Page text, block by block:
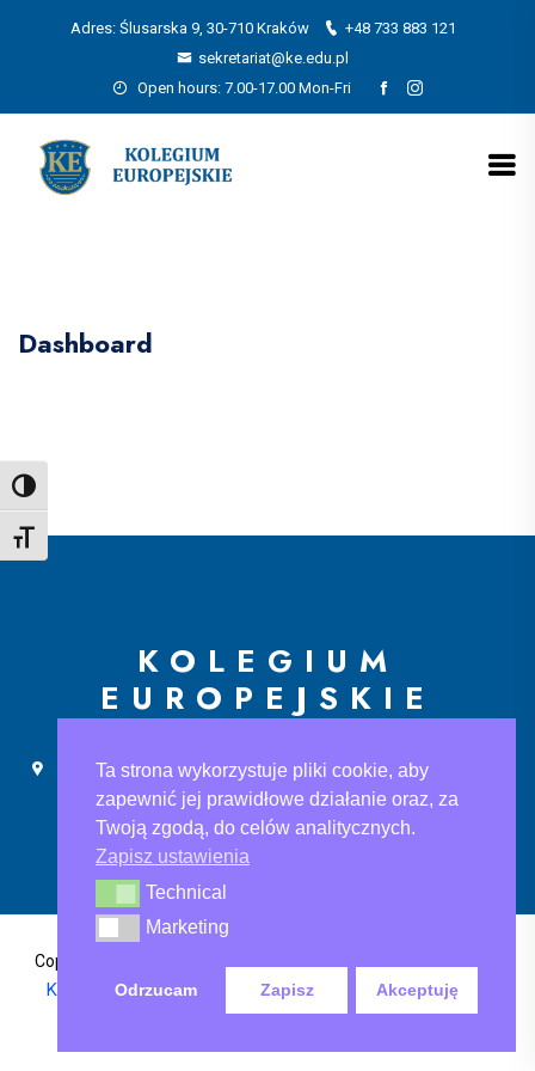
Toggle High Contrast
Toggle Font size
Adres: Ślusarska 9, 30-710 Kraków
+48 733 883 121
sekretariat@ke.edu.pl
Open hours: 7.00-17.00 Mon-Fri
Dashboard
KOLEGIUM
EUROPEJSKIE
Ślusarska 9, 30-710 Kraków
sekretariat@ke.edu.pl
+48 733 883 121
Copyright@2024 Kolegium Europejskie
Klauzula informacyjna
, Klauzula informacyjna rodo-ksef
Ta strona wykorzystuje pliki cookie, aby
zapewnić jej prawidłowe działanie oraz, za
Twoją zgodą, do celów analitycznych.
Zapisz ustawienia
TechnicalTechnical
MarketingMarketing
Odrzucam Zapisz Akceptuję